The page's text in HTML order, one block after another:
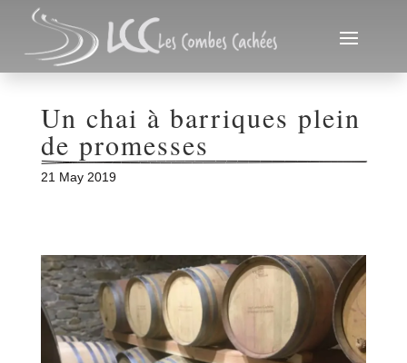
Un chai à barriques plein
de promesses
21 May 2019